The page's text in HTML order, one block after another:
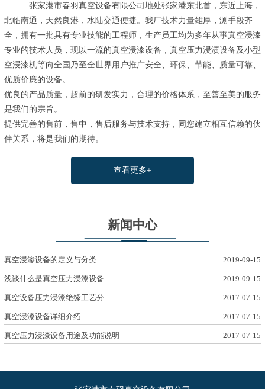
张家港市春羽真空设备有限公司地处张家港东北首，东近上海，
北临南通，天然良港，水陆交通便捷。我厂技术力量雄厚，测手段齐
全，拥有一批具有专业技能的工程师，生产员工均为多年从事真空浸漆
专业的技术人员，现以一流的真空浸漆设备，真空压力浸渍设备及小型
空浸漆机等向全国乃至全世界用户推广安全、环保、节能、质量可靠、
优质价廉的设备。
优良的产品质量，超前的研发实力，合理的价格体系，至善至美的服务
是我们的宗旨。
提供完善的售前，售中，售后服务与技术支持，同您建立相互信赖的伙
伴关系，将是我们的期待。
查看更多+
新闻中心
真空浸渗设备的定义与分类 2019-09-15
浅谈什么是真空压力浸漆设备 2019-09-15
真空设备压力浸漆绝缘工艺分 2017-07-15
真空浸漆设备详细介绍 2017-07-15
真空压力浸漆设备用途及功能说明 2017-07-15